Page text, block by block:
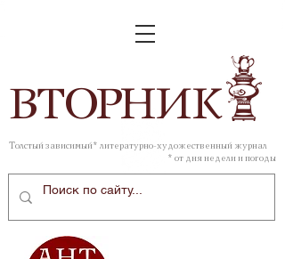
ВТОРНИК
Толстый зависимый* литературно-художественный журнал
* от дня недели и погоды